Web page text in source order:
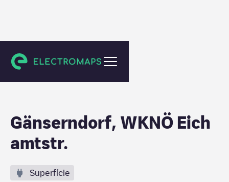
Gänserndorf
Gänserndorf, WKNÖ Eich
amtstr.
Superfície